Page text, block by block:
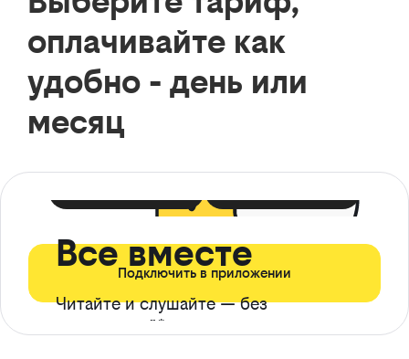
оплачивайте как
удобно - день или
месяц
Все вместе
Читайте и слушайте — без
ограничений*
Подключить в приложении